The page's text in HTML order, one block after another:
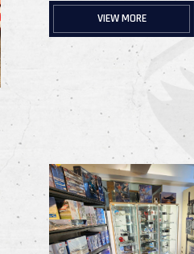
VIEW MORE